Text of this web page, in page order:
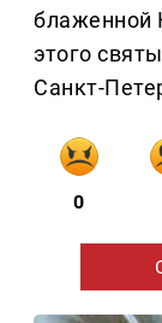
блаженной
этого
Санкт-
0